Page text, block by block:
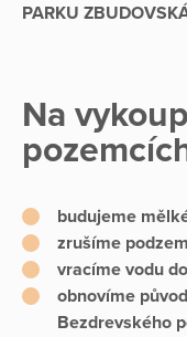
PARKU
Na
budujeme
zrušíme
vracíme vodu
obnovíme
Bezdrevského